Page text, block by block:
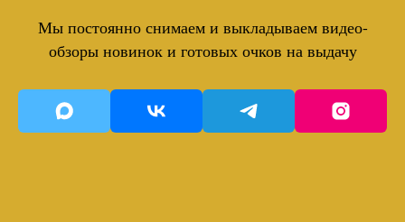
Мы постоянно снимаем и выкладываем видео-
обзоры новинок и готовых очков на выдачу